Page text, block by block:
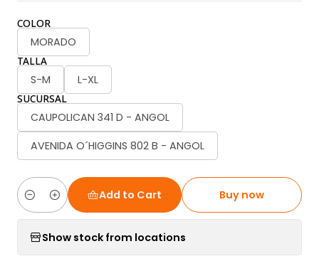
COLOR
MORADO
TALLA
S-M L-XL
SUCURSAL
CAUPOLICAN 341 D - ANGOL
AVENIDA O´HIGGINS 802 B - ANGOL
Quantity
Add to Cart Buy now
Show stock from locations